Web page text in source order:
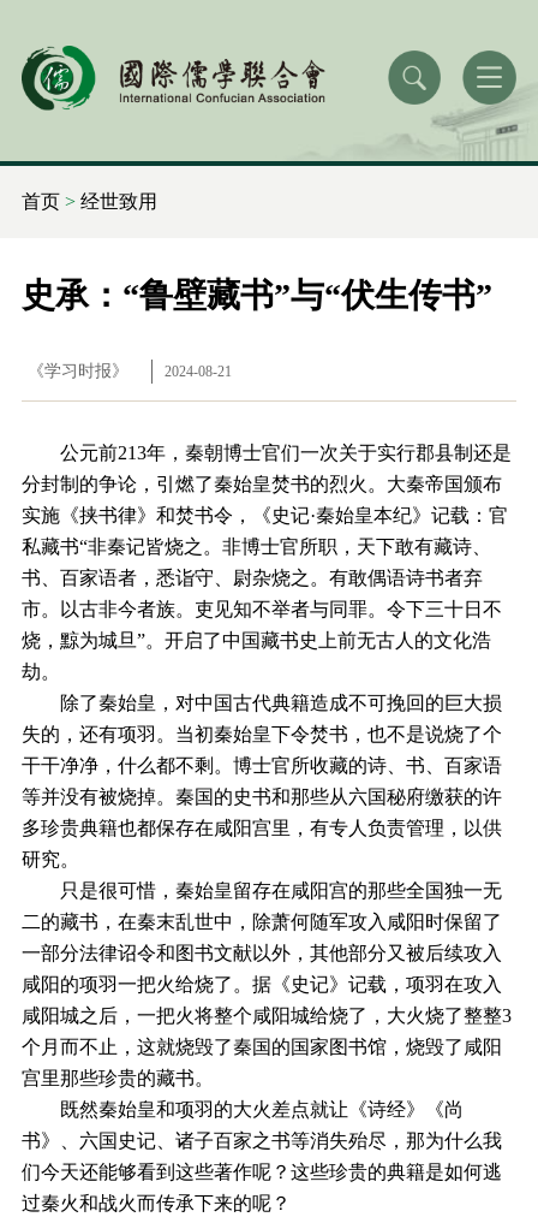
首页> 经世致用
史承：“鲁壁藏书”与“伏生传书”
《学习时报》 2024-08-21
公元前213年，秦朝博士官们一次关于实行郡县制还是
分封制的争论，引燃了秦始皇焚书的烈火。大秦帝国颁布
实施《挟书律》和焚书令，《史记·秦始皇本纪》记载：官
私藏书“非秦记皆烧之。非博士官所职，天下敢有藏诗、
书、百家语者，悉诣守、尉杂烧之。有敢偶语诗书者弃
市。以古非今者族。吏见知不举者与同罪。令下三十日不
烧，黥为城旦”。开启了中国藏书史上前无古人的文化浩
劫。
除了秦始皇，对中国古代典籍造成不可挽回的巨大损
失的，还有项羽。当初秦始皇下令焚书，也不是说烧了个
干干净净，什么都不剩。博士官所收藏的诗、书、百家语
等并没有被烧掉。秦国的史书和那些从六国秘府缴获的许
多珍贵典籍也都保存在咸阳宫里，有专人负责管理，以供
研究。
只是很可惜，秦始皇留存在咸阳宫的那些全国独一无
二的藏书，在秦末乱世中，除萧何随军攻入咸阳时保留了
一部分法律诏令和图书文献以外，其他部分又被后续攻入
咸阳的项羽一把火给烧了。据《史记》记载，项羽在攻入
咸阳城之后，一把火将整个咸阳城给烧了，大火烧了整整3
个月而不止，这就烧毁了秦国的国家图书馆，烧毁了咸阳
宫里那些珍贵的藏书。
既然秦始皇和项羽的大火差点就让《诗经》《尚
书》、六国史记、诸子百家之书等消失殆尽，那为什么我
们今天还能够看到这些著作呢？这些珍贵的典籍是如何逃
过秦火和战火而传承下来的呢？